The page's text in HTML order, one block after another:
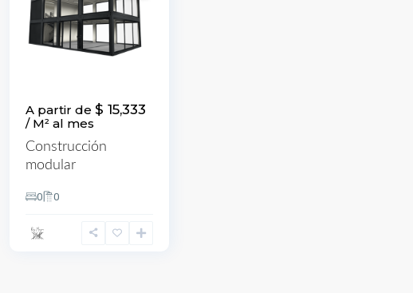
A partir de $ 15,333
/ M² al mes
Construcción
modular
0 0